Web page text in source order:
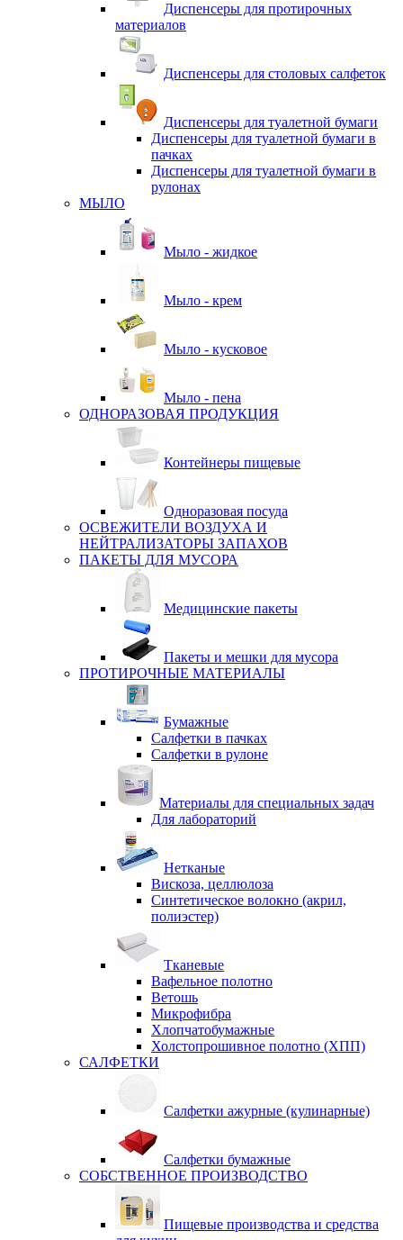
Диспенсеры для протирочных
материалов
Диспенсеры для столовых салфеток
Диспенсеры для туалетной бумаги
Диспенсеры для туалетной бумаги в
пачках
Диспенсеры для туалетной бумаги в
рулонах
МЫЛО
Мыло - жидкое
Мыло - крем
Мыло - кусковое
Мыло - пена
ОДНОРАЗОВАЯ ПРОДУКЦИЯ
Контейнеры пищевые
Одноразовая посуда
ОСВЕЖИТЕЛИ ВОЗДУХА И
НЕЙТРАЛИЗАТОРЫ ЗАПАХОВ
ПАКЕТЫ ДЛЯ МУСОРА
Медицинские пакеты
Пакеты и мешки для мусора
ПРОТИРОЧНЫЕ МАТЕРИАЛЫ
Бумажные
Салфетки в пачках
Салфетки в рулоне
Материалы для специальных задач
Для лабораторий
Нетканые
Вискоза, целлюлоза
Синтетическое волокно (акрил,
полиэстер)
Тканевые
Вафельное полотно
Ветошь
Микрофибра
Хлопчатобумажные
Холстопрошивное полотно (ХПП)
САЛФЕТКИ
Салфетки ажурные (кулинарные)
Салфетки бумажные
СОБСТВЕННОЕ ПРОИЗВОДСТВО
Пищевые производства и средства